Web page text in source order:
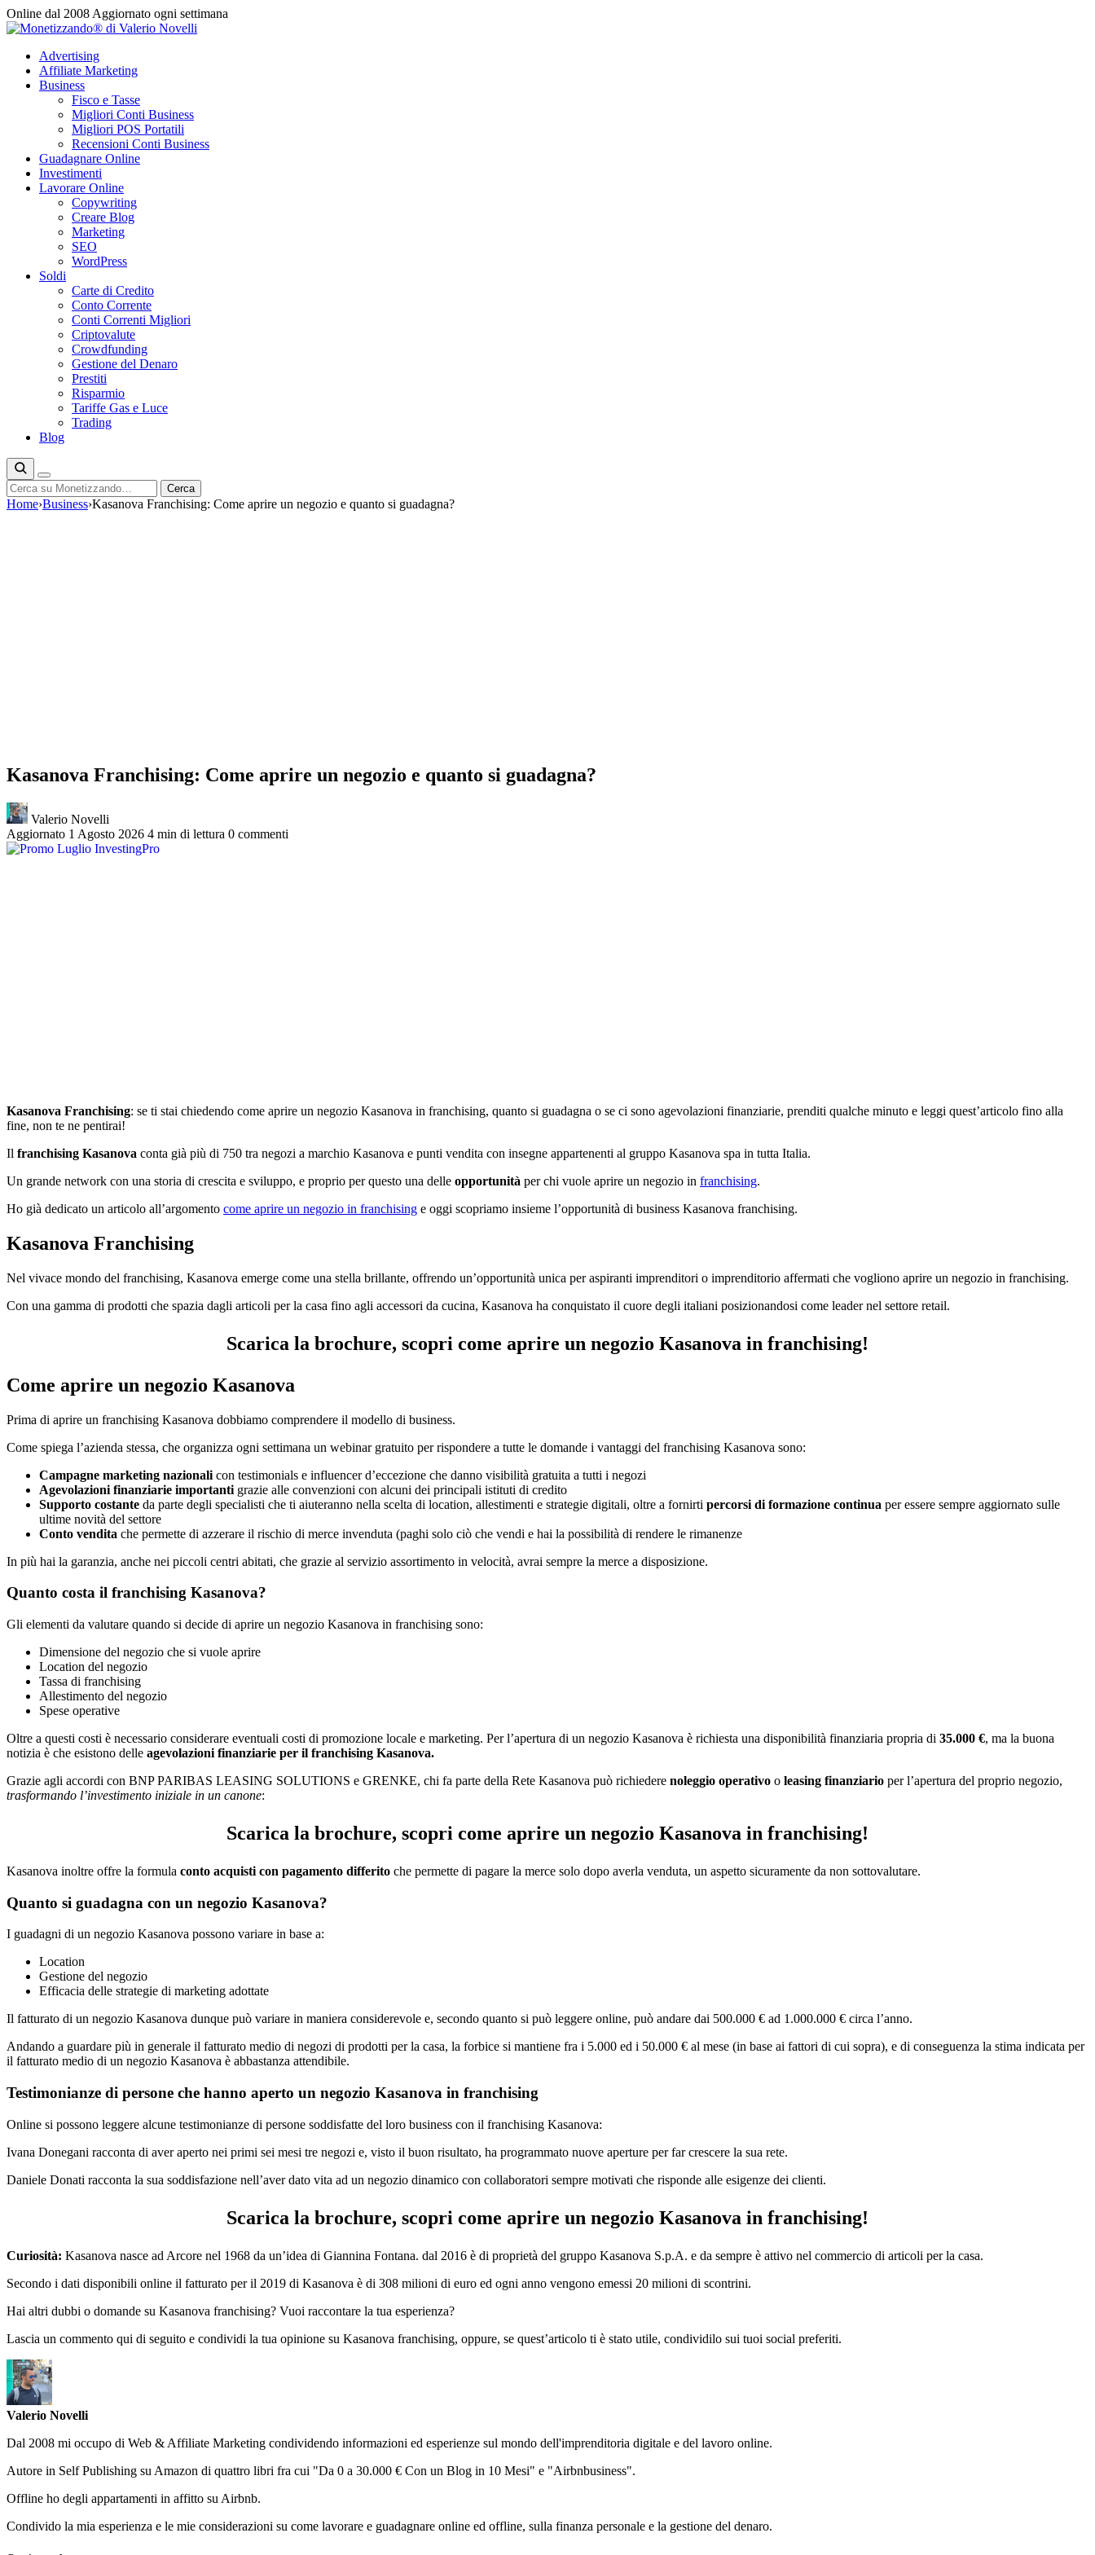
Vai
al
Online dal 2008 Aggiornato ogni settimana
Advertising
Affiliate Marketing
Business
Fisco e Tasse
Migliori Conti Business
Migliori POS Portatili
Recensioni Conti Business
Guadagnare Online
Investimenti
Lavorare Online
Copywriting
Creare Blog
Marketing
SEO
WordPress
Soldi
Carte di Credito
Conto Corrente
Conti Correnti Migliori
Criptovalute
Crowdfunding
Gestione del Denaro
Prestiti
Risparmio
Tariffe Gas e Luce
Trading
Blog
Cerca Cerca
Home›Business›Kasanova Franchising: Come aprire un negozio e quanto si guadagna?
Kasanova Franchising: Come aprire un negozio e quanto si guadagna?
Valerio Novelli
Aggiornato 1 Agosto 2026 4 min di lettura 0 commenti
Kasanova Franchising: se ti stai chiedendo come aprire un negozio Kasanova in franchising, quanto si guadagna o se ci sono agevolazioni finanziarie, prenditi qualche minuto e leggi quest’articolo fino alla
fine, non te ne pentirai!
Il franchising Kasanova conta già più di 750 tra negozi a marchio Kasanova e punti vendita con insegne appartenenti al gruppo Kasanova spa in tutta Italia.
Un grande network con una storia di crescita e sviluppo, e proprio per questo una delle opportunità per chi vuole aprire un negozio in franchising.
Ho già dedicato un articolo all’argomento come aprire un negozio in franchising e oggi scopriamo insieme l’opportunità di business Kasanova franchising.
Kasanova Franchising
Nel vivace mondo del franchising, Kasanova emerge come una stella brillante, offrendo un’opportunità unica per aspiranti imprenditori o imprenditorio affermati che vogliono aprire un negozio in franchising.
Con una gamma di prodotti che spazia dagli articoli per la casa fino agli accessori da cucina, Kasanova ha conquistato il cuore degli italiani posizionandosi come leader nel settore retail.
Scarica la brochure, scopri come aprire un negozio Kasanova in franchising!
Come aprire un negozio Kasanova
Prima di aprire un franchising Kasanova dobbiamo comprendere il modello di business.
Come spiega l’azienda stessa, che organizza ogni settimana un webinar gratuito per rispondere a tutte le domande i vantaggi del franchising Kasanova sono:
Campagne marketing nazionali con testimonials e influencer d’eccezione che danno visibilità gratuita a tutti i negozi
Agevolazioni finanziarie importanti grazie alle convenzioni con alcuni dei principali istituti di credito
Supporto costante da parte degli specialisti che ti aiuteranno nella scelta di location, allestimenti e strategie digitali, oltre a fornirti percorsi di formazione continua per essere sempre aggiornato sulle
ultime novità del settore
Conto vendita che permette di azzerare il rischio di merce invenduta (paghi solo ciò che vendi e hai la possibilità di rendere le rimanenze
In più hai la garanzia, anche nei piccoli centri abitati, che grazie al servizio assortimento in velocità, avrai sempre la merce a disposizione.
Quanto costa il franchising Kasanova?
Gli elementi da valutare quando si decide di aprire un negozio Kasanova in franchising sono:
Dimensione del negozio che si vuole aprire
Location del negozio
Tassa di franchising
Allestimento del negozio
Spese operative
Oltre a questi costi è necessario considerare eventuali costi di promozione locale e marketing. Per l’apertura di un negozio Kasanova è richiesta una disponibilità finanziaria propria di 35.000 €, ma la buona
notizia è che esistono delle agevolazioni finanziarie per il franchising Kasanova.
Grazie agli accordi con BNP PARIBAS LEASING SOLUTIONS e GRENKE, chi fa parte della Rete Kasanova può richiedere noleggio operativo o leasing finanziario per l’apertura del proprio negozio,
trasformando l’investimento iniziale in un canone:
Scarica la brochure, scopri come aprire un negozio Kasanova in franchising!
Kasanova inoltre offre la formula conto acquisti con pagamento differito che permette di pagare la merce solo dopo averla venduta, un aspetto sicuramente da non sottovalutare.
Quanto si guadagna con un negozio Kasanova?
I guadagni di un negozio Kasanova possono variare in base a:
Location
Gestione del negozio
Efficacia delle strategie di marketing adottate
Il fatturato di un negozio Kasanova dunque può variare in maniera considerevole e, secondo quanto si può leggere online, può andare dai 500.000 € ad 1.000.000 € circa l’anno.
Andando a guardare più in generale il fatturato medio di negozi di prodotti per la casa, la forbice si mantiene fra i 5.000 ed i 50.000 € al mese (in base ai fattori di cui sopra), e di conseguenza la stima indicata per
il fatturato medio di un negozio Kasanova è abbastanza attendibile.
Testimonianze di persone che hanno aperto un negozio Kasanova in franchising
Online si possono leggere alcune testimonianze di persone soddisfatte del loro business con il franchising Kasanova:
Ivana Donegani racconta di aver aperto nei primi sei mesi tre negozi e, visto il buon risultato, ha programmato nuove aperture per far crescere la sua rete.
Daniele Donati racconta la sua soddisfazione nell’aver dato vita ad un negozio dinamico con collaboratori sempre motivati che risponde alle esigenze dei clienti.
Scarica la brochure, scopri come aprire un negozio Kasanova in franchising!
Curiosità: Kasanova nasce ad Arcore nel 1968 da un’idea di Giannina Fontana. dal 2016 è di proprietà del gruppo Kasanova S.p.A. e da sempre è attivo nel commercio di articoli per la casa.
Secondo i dati disponibili online il fatturato per il 2019 di Kasanova è di 308 milioni di euro ed ogni anno vengono emessi 20 milioni di scontrini.
Hai altri dubbi o domande su Kasanova franchising? Vuoi raccontare la tua esperienza?
Lascia un commento qui di seguito e condividi la tua opinione su Kasanova franchising, oppure, se quest’articolo ti è stato utile, condividilo sui tuoi social preferiti.
Valerio Novelli
Dal 2008 mi occupo di Web & Affiliate Marketing condividendo informazioni ed esperienze sul mondo dell'imprenditoria digitale e del lavoro online.
Autore in Self Publishing su Amazon di quattro libri fra cui "Da 0 a 30.000 € Con un Blog in 10 Mesi" e "Airbnbusiness".
Offline ho degli appartamenti in affitto su Airbnb.
Condivido la mia esperienza e le mie considerazioni su come lavorare e guadagnare online ed offline, sulla finanza personale e la gestione del denaro.